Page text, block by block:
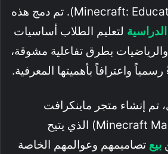
تُدعى (Minecraft: Education Edition). تم دمج هذه
الدراسية لتعليم الطلاب أساسيات
والرياضيات بطرق تفاعلية مشوقة،
واعترافاً بأهميتها المعرفية.
تم إنشاء متجر ماينكرافت
الموحد (Minecraft Marketplace) الذي يتيح
بيع تصاميمهم وعوالمهم الخاصة